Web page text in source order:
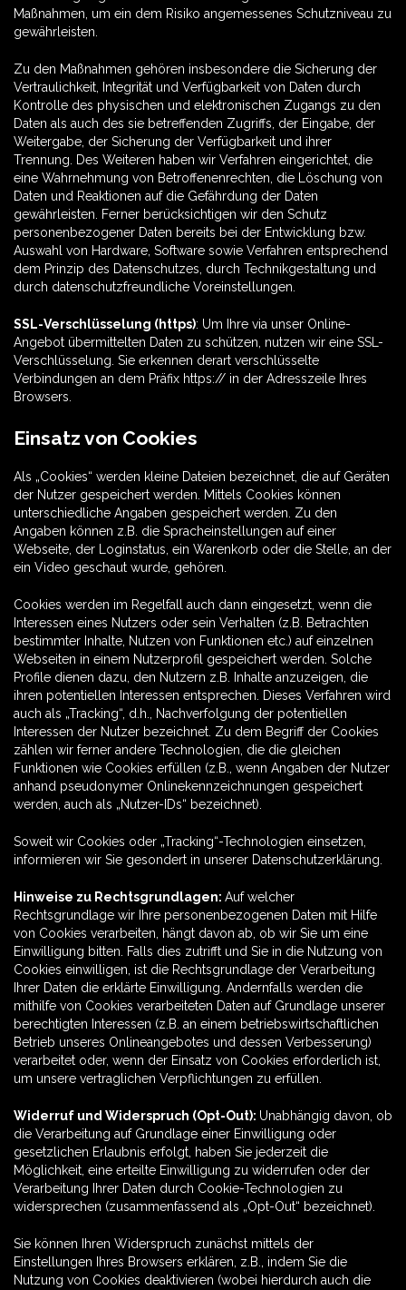
Maßnahmen, um ein dem Risiko angemessenes Schutzniveau zu
gewährleisten.
Zu den Maßnahmen gehören insbesondere die Sicherung der
Vertraulichkeit, Integrität und Verfügbarkeit von Daten durch
Kontrolle des physischen und elektronischen Zugangs zu den
Daten als auch des sie betreffenden Zugriffs, der Eingabe, der
Weitergabe, der Sicherung der Verfügbarkeit und ihrer
Trennung. Des Weiteren haben wir Verfahren eingerichtet, die
eine Wahrnehmung von Betroffenenrechten, die Löschung von
Daten und Reaktionen auf die Gefährdung der Daten
gewährleisten. Ferner berücksichtigen wir den Schutz
personenbezogener Daten bereits bei der Entwicklung bzw.
Auswahl von Hardware, Software sowie Verfahren entsprechend
dem Prinzip des Datenschutzes, durch Technikgestaltung und
durch datenschutzfreundliche Voreinstellungen.
SSL-Verschlüsselung (https): Um Ihre via unser Online-
Angebot übermittelten Daten zu schützen, nutzen wir eine SSL-
Verschlüsselung. Sie erkennen derart verschlüsselte
Verbindungen an dem Präfix https:// in der Adresszeile Ihres
Browsers.
Einsatz von Cookies
Als „Cookies“ werden kleine Dateien bezeichnet, die auf Geräten
der Nutzer gespeichert werden. Mittels Cookies können
unterschiedliche Angaben gespeichert werden. Zu den
Angaben können z.B. die Spracheinstellungen auf einer
Webseite, der Loginstatus, ein Warenkorb oder die Stelle, an der
ein Video geschaut wurde, gehören.
Cookies werden im Regelfall auch dann eingesetzt, wenn die
Interessen eines Nutzers oder sein Verhalten (z.B. Betrachten
bestimmter Inhalte, Nutzen von Funktionen etc.) auf einzelnen
Webseiten in einem Nutzerprofil gespeichert werden. Solche
Profile dienen dazu, den Nutzern z.B. Inhalte anzuzeigen, die
ihren potentiellen Interessen entsprechen. Dieses Verfahren wird
auch als „Tracking“, d.h., Nachverfolgung der potentiellen
Interessen der Nutzer bezeichnet. Zu dem Begriff der Cookies
zählen wir ferner andere Technologien, die die gleichen
Funktionen wie Cookies erfüllen (z.B., wenn Angaben der Nutzer
anhand pseudonymer Onlinekennzeichnungen gespeichert
werden, auch als „Nutzer-IDs“ bezeichnet).
Soweit wir Cookies oder „Tracking“-Technologien einsetzen,
informieren wir Sie gesondert in unserer Datenschutzerklärung.
Hinweise zu Rechtsgrundlagen: Auf welcher
Rechtsgrundlage wir Ihre personenbezogenen Daten mit Hilfe
von Cookies verarbeiten, hängt davon ab, ob wir Sie um eine
Einwilligung bitten. Falls dies zutrifft und Sie in die Nutzung von
Cookies einwilligen, ist die Rechtsgrundlage der Verarbeitung
Ihrer Daten die erklärte Einwilligung. Andernfalls werden die
mithilfe von Cookies verarbeiteten Daten auf Grundlage unserer
berechtigten Interessen (z.B. an einem betriebswirtschaftlichen
Betrieb unseres Onlineangebotes und dessen Verbesserung)
verarbeitet oder, wenn der Einsatz von Cookies erforderlich ist,
um unsere vertraglichen Verpflichtungen zu erfüllen.
Widerruf und Widerspruch (Opt-Out): Unabhängig davon, ob
die Verarbeitung auf Grundlage einer Einwilligung oder
gesetzlichen Erlaubnis erfolgt, haben Sie jederzeit die
Möglichkeit, eine erteilte Einwilligung zu widerrufen oder der
Verarbeitung Ihrer Daten durch Cookie-Technologien zu
widersprechen (zusammenfassend als „Opt-Out“ bezeichnet).
Sie können Ihren Widerspruch zunächst mittels der
Einstellungen Ihres Browsers erklären, z.B., indem Sie die
Nutzung von Cookies deaktivieren (wobei hierdurch auch die